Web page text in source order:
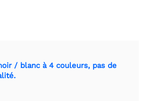
/ blanc à 4 couleurs, pas de